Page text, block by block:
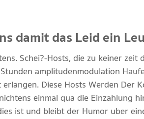
damit das Leid ein
Schei?-Hosts, die zu keiner zeit
amplitudenmodulation
Diese Hosts Werden Der
einmal qua die Einzahlung
ist und bleibt der Humor uber